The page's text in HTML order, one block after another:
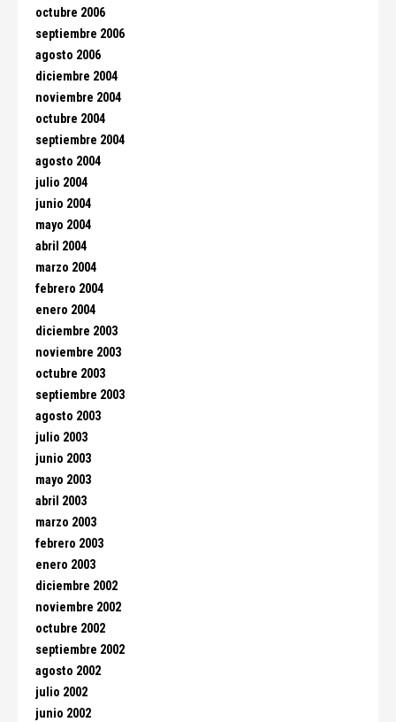
octubre 2006
septiembre 2006
agosto 2006
diciembre 2004
noviembre 2004
octubre 2004
septiembre 2004
agosto 2004
julio 2004
junio 2004
mayo 2004
abril 2004
marzo 2004
febrero 2004
enero 2004
diciembre 2003
noviembre 2003
octubre 2003
septiembre 2003
agosto 2003
julio 2003
junio 2003
mayo 2003
abril 2003
marzo 2003
febrero 2003
enero 2003
diciembre 2002
noviembre 2002
octubre 2002
septiembre 2002
agosto 2002
julio 2002
junio 2002